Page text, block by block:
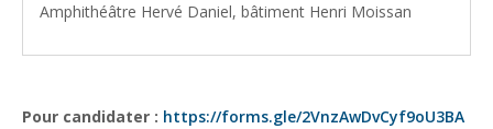
Amphithéâtre Hervé Daniel, bâtiment Henri Moissan
Pour candidater : https://forms.gle/2VnzAwDvCyf9oU3BA